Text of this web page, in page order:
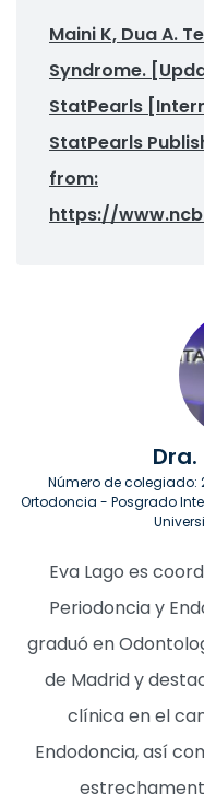
Maini K, Dua A.
Syndrome.
StatPearls
StatPearls
from:
https://
Número de colegiado:
Ortodoncia - Posgrado
Eva Lago es
Periodoncia y
graduó en
de Madrid y
clínica en el
Endodoncia, así